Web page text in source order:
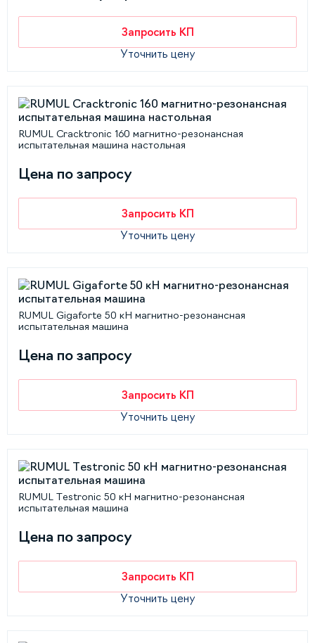
Запросить КП
Уточнить цену
RUMUL Cracktronic 160 магнитно-резонансная
испытательная машина настольная
Цена по запросу
Запросить КП
Уточнить цену
RUMUL Gigaforte 50 кН магнитно-резонансная
испытательная машина
Цена по запросу
Запросить КП
Уточнить цену
RUMUL Testronic 50 кН магнитно-резонансная
испытательная машина
Цена по запросу
Запросить КП
Уточнить цену